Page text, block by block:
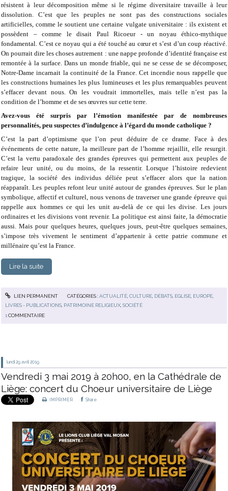
résistent à leur décomposition même si le régime diversitaire travaille à leur
dissolution. C’est que les peuples ne sont pas des constructions sociales
artificielles, comme le soutient une certaine vulgate universitaire : ils existent et
possèdent – comme le disait Paul Ricoeur - un noyau éthico-mythique
fondamental. C’est ce noyau qui a été touché au cœur et s’est d’un coup réactivé.
On pourrait dire les choses autrement : une nappe profonde d’identité française est
remontée à la surface. Dans un monde friable, qui ne se cesse de se décomposer,
Notre-Dame incarnait la continuité de la France. Cet incendie nous rappelle que
les constructions humaines les plus lumineuses et les plus remarquables peuvent
s’effacer devant nous. On les voudrait immortelles, mais telle n’est pas la
condition de l’homme et de ses œuvres sur cette terre.
Avez-vous été surpris par l’émotion manifestée par de nombreuses
personnalités, peu suspectes d’indulgence à l’égard du monde catholique ?
C’est la part d’optimisme que l’on peut déduire de ce drame. Face à des
événements de cette nature, la meilleure part de l’homme rejaillit, elle resurgit.
C’est la vertu paradoxale des grandes épreuves qui permettent aux peuples de
refaire leur unité, ou du moins, de la ressentir. Lorsque l’histoire redevient
tragique, la société des individus déliée peut s’effacer alors que la nation
réapparaît. Les peuples refont leur unité autour de grandes épreuves. Sur le plan
symbolique, affectif et culturel, nous venons de traverser une grande épreuve qui
rappelle aux hommes ce qui les unit au-delà de ce qui les divise. Les jours
ordinaires et les divisions vont revenir. La politique est ainsi faite, la démocratie
aussi. Mais pour quelques heures, quelques jours, peut-être quelques semaines,
s’impose très vivement le sentiment d’appartenir à cette patrie commune et
millénaire qu’est la France.
Lire la suite
LIEN PERMANENT CATÉGORIES :ACTUALITÉ, CULTURE, DÉBATS, EGLISE, EUROPE,
LIVRES - PUBLICATIONS PATRIMOINE RELIGIEUX ,SOCIÉTÉ
1 COMMENTAIRE
lundi 29 avril 2019
Vendredi 3 mai 2019 à 20h00, en la Cathédrale de
Liège: concert du Choeur universitaire de Liège
IMPRIMER Share